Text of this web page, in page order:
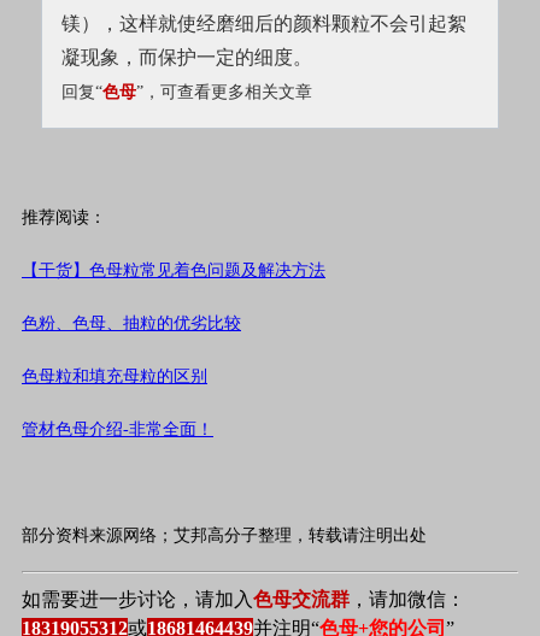
镁），这样就使经磨细后的颜料颗粒不会引起絮
凝现象，而保护一定的细度。
回复“色母”，可查看更多相关文章
推荐阅读：
【干货】色母粒常见着色问题及解决方法
色粉、色母、抽粒的优劣比较
色母粒和填充母粒的区别
管材色母介绍-非常全面！
部分资料来源网络；艾邦高分子整理，转载请注明出处
如需要进一步讨论，请加入色母交流群 ，请加微信：
18319055312或18681464439并注明“色母+您的公司 ”